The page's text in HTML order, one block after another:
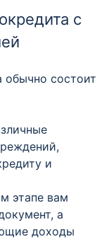
с
обычно состоит
и
этапе вам
а
доходы